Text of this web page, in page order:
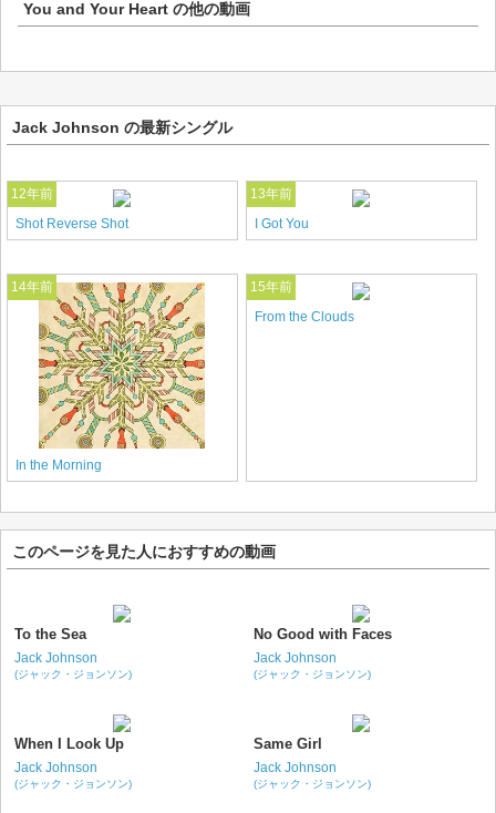
You and Your Heart の他の動画
Jack Johnson の最新シングル
12年前
Shot Reverse Shot
13年前
I Got You
14年前
In the Morning
15年前
From the Clouds
このページを見た人におすすめの動画
To the Sea
Jack Johnson
(ジャック・ジョンソン)
No Good with Faces
Jack Johnson
(ジャック・ジョンソン)
When I Look Up
Jack Johnson
(ジャック・ジョンソン)
Same Girl
Jack Johnson
(ジャック・ジョンソン)